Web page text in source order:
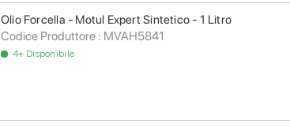
Olio Forcella - Motul Expert Sintetico - 1 Litro
Codice Produttore : MVAH5841
4+ Disponibile